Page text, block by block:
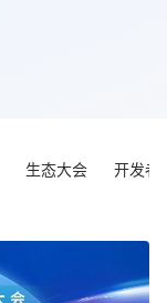
生态大会 开发者